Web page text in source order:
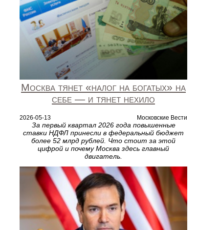
Москва тянет «налог на богатых» на
себе — и тянет нехило
2026-05-13 Московские Вести
За первый квартал 2026 года повышенные
ставки НДФЛ принесли в федеральный бюджет
более 52 млрд рублей. Что стоит за этой
цифрой и почему Москва здесь главный
двигатель.